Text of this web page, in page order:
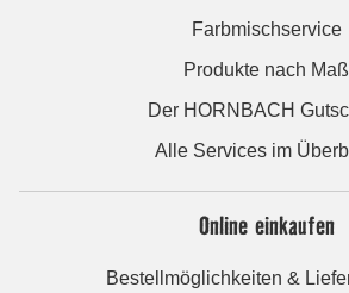
Farbmischservice
Produkte nach Maß
Der HORNBACH
Alle Services im
Online einkaufen
Bestellmöglichkeiten &